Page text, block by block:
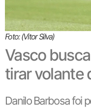
Foto: (Vitor Silva)
Vasco
tirar volante
Danilo Barbosa foi